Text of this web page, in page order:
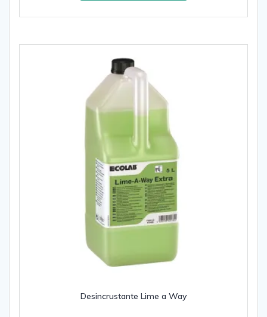
Desincrustante Lime a Way